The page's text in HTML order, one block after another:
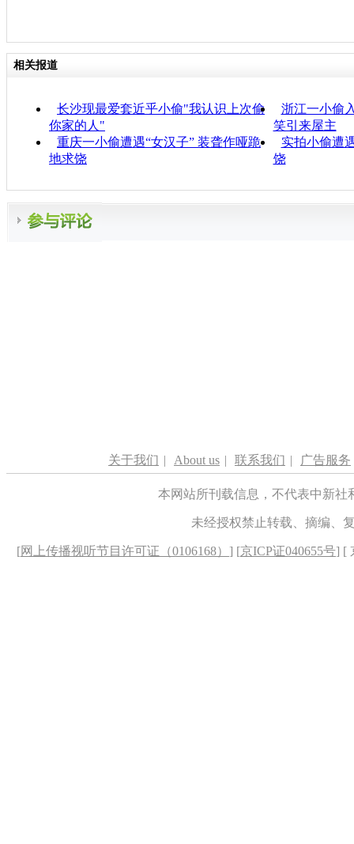
相关报道
长沙现最爱套近乎小偷"我认识上次偷
你家的人"
浙江一小偷
笑引来屋主
重庆一小偷遭遇“女汉子” 装聋作哑跪
地求饶
实拍小偷遭
饶
关于我们 | About us | 联系我们 | 广告服务
本网站所刊载信息，不代表中新
未经授权禁止转载、摘编、
[网上传播视听节目许可证（0106168） ] [京ICP证040655号] [